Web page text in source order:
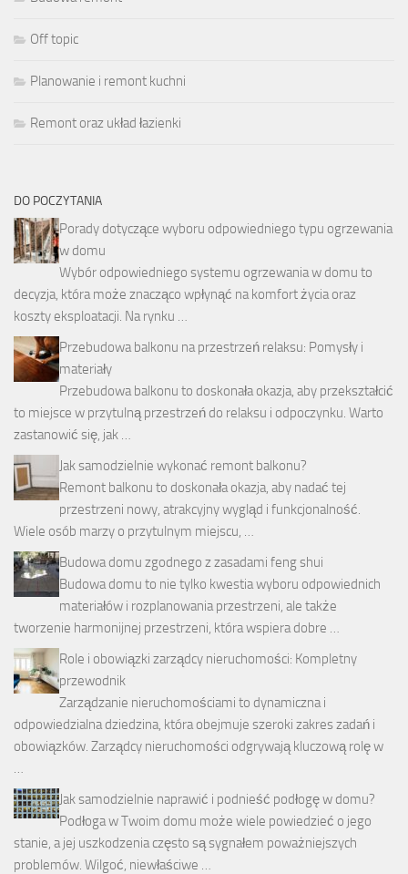
Off topic
Planowanie i remont kuchni
Remont oraz układ łazienki
DO POCZYTANIA
Porady dotyczące wyboru odpowiedniego typu ogrzewania
w domu
Wybór odpowiedniego systemu ogrzewania w domu to
decyzja, która może znacząco wpłynąć na komfort życia oraz
koszty eksploatacji. Na rynku …
Przebudowa balkonu na przestrzeń relaksu: Pomysły i
materiały
Przebudowa balkonu to doskonała okazja, aby przekształcić
to miejsce w przytulną przestrzeń do relaksu i odpoczynku. Warto
zastanowić się, jak …
Jak samodzielnie wykonać remont balkonu?
Remont balkonu to doskonała okazja, aby nadać tej
przestrzeni nowy, atrakcyjny wygląd i funkcjonalność.
Wiele osób marzy o przytulnym miejscu, …
Budowa domu zgodnego z zasadami feng shui
Budowa domu to nie tylko kwestia wyboru odpowiednich
materiałów i rozplanowania przestrzeni, ale także
tworzenie harmonijnej przestrzeni, która wspiera dobre …
Role i obowiązki zarządcy nieruchomości: Kompletny
przewodnik
Zarządzanie nieruchomościami to dynamiczna i
odpowiedzialna dziedzina, która obejmuje szeroki zakres zadań i
obowiązków. Zarządcy nieruchomości odgrywają kluczową rolę w
Jak samodzielnie naprawić i podnieść podłogę w domu?
Podłoga w Twoim domu może wiele powiedzieć o jego
stanie, a jej uszkodzenia często są sygnałem poważniejszych
problemów. Wilgoć, niewłaściwe …